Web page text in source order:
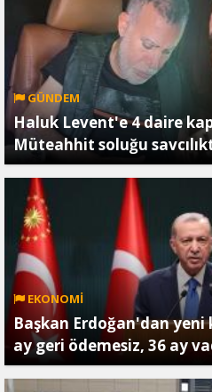
GÜNDEM
Haluk Levent'e 4 daire
Müteahhit soluğu
EKONOMİ
Başkan Erdoğan'dan
ay geri ödemesiz, 36 ay